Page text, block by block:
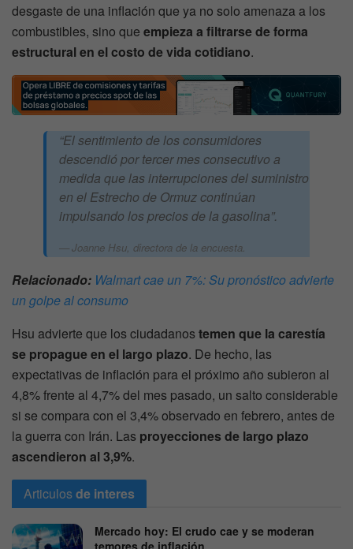
desgaste de una inflación que ya no solo amenaza a los
combustibles, sino que empieza a filtrarse de forma
estructural en el costo de vida cotidiano.
“El sentimiento de los consumidores
descendió por tercer mes consecutivo a
medida que las interrupciones del suministro
en el Estrecho de Ormuz continúan
impulsando los precios de la gasolina”.
Joanne Hsu, directora de la encuesta.
Relacionado: Walmart cae un 7%: Su pronóstico advierte
un golpe al consumo
Hsu advierte que los ciudadanostemen que la carestía
se propague en el largo plazo. De hecho, las
expectativas de inflación para el próximo año subieron al
4,8% frente al 4,7% del mes pasado, un salto considerable
si se compara con el 3,4% observado en febrero, antes de
la guerra con Irán. Las proyecciones de largo plazo
ascendieron al 3,9%.
Articulosde interes
Mercado hoy: El crudo cae y se moderan